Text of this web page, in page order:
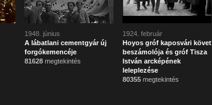
1948. június
A lábatlani cementgyár új
forgókemencéje
81628megtekintés
1924. február
Hoyos gróf kaposvári követ
beszámolója és gróf Tisza
István arcképének
leleplezése
80355megtekintés